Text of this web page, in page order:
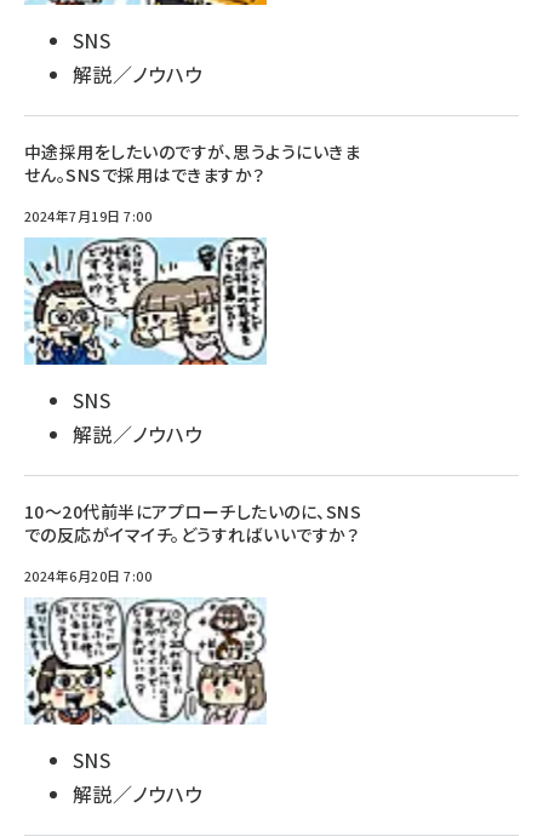
SNS
解説／ノウハウ
中途採用をしたいのですが、思うようにいきま
せん。SNSで採用はできますか？
2024年7月19日 7:00
SNS
解説／ノウハウ
10～20代前半にアプローチしたいのに、SNS
での反応がイマイチ。どうすればいいですか？
2024年6月20日 7:00
SNS
解説／ノウハウ